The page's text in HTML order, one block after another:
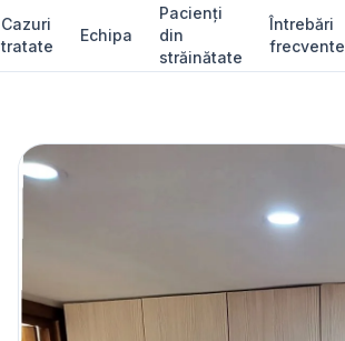
Cazuri
tratate
Echipa
Pacienți
din
străinătate
Întrebări
frecvente